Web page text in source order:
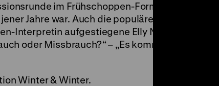
im Frühschoppen-Format statt, wie es
Jahre war. Auch die populäre, im
Interpretin aufgestiegene Elly Ney wird
oder Missbrauch?“ – „Es kommt drauf an, wer
Winter & Winter.